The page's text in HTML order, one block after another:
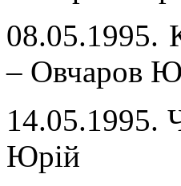
08.05.1995.
– Овчаров
14.05.1995.
Юрій